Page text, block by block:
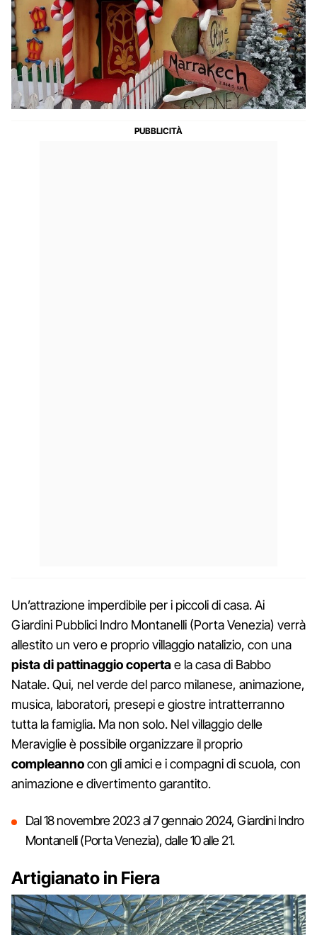
Un’attrazione imperdibile per i piccoli di casa. Ai
Giardini Pubblici Indro Montanelli (Porta Venezia) verrà
allestito un vero e proprio villaggio natalizio, con una
pista di pattinaggio copertae la casa di Babbo
Natale. Qui, nel verde del parco milanese, animazione,
musica, laboratori, presepi e giostre intratterranno
tutta la famiglia. Ma non solo. Nel villaggio delle
Meraviglie è possibile organizzare il proprio
compleannocon gli amici e i compagni di scuola, con
animazione e divertimento garantito.
Dal 18 novembre 2023 al 7 gennaio 2024, Giardini Indro
Montanelli (Porta Venezia), dalle 10 alle 21.
Artigianato in Fiera